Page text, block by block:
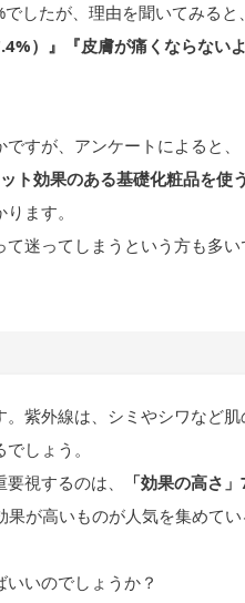
したが、理由を聞いてみると、
）』『皮膚が痛くならない
すが、アンケートによると、
ト効果のある基礎化粧品を使
ます。
迷ってしまうという方も多
紫外線は、シミやシワなど
しょう。
視するのは、
「効果の高さ
が高いものが人気を集めてい
いのでしょうか？